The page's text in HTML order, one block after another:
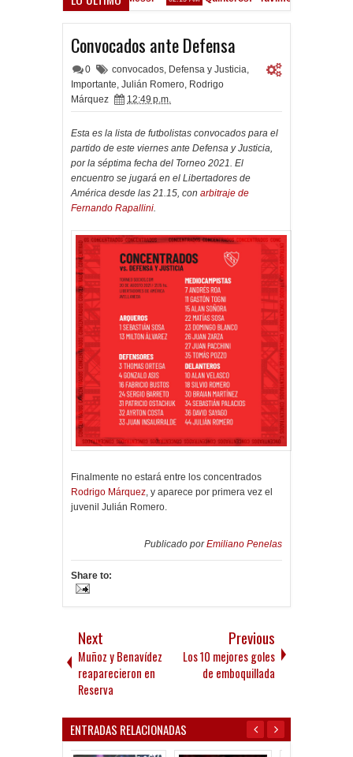
Convocados ante Defensa
0 convocados, Defensa y Justicia,
Importante, Julián Romero, Rodrigo
Márquez
12:49 p.m.
Esta es la lista de futbolistas convocados para el
partido de este viernes ante Defensa y Justicia,
por la séptima fecha del Torneo 2021. El
encuentro se jugará en el Libertadores de
América desde las 21.15, con arbitraje de
Fernando Rapallini.
Finalmente no estará entre los concentrados
Rodrigo Márquez, y aparece por primera vez el
juvenil Julián Romero.
Publicado porEmiliano Penelas
Share to:
Next
Muñoz y Benavídez
reaparecieron en
Reserva
Previous
Los 10 mejores goles
de emboquillada
ENTRADAS RELACIONADAS